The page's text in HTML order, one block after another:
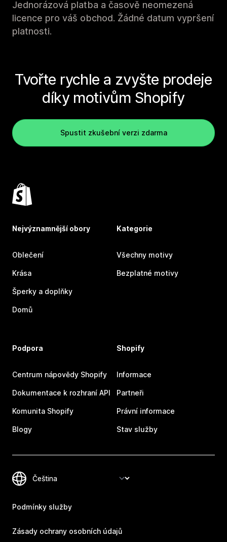
Jednorázová platba a časově neomezená
licence pro váš obchod. Žádné datum vypršení
platnosti.
Tvořte rychle a zvyšte prodeje
díky motivům Shopify
Spustit zkušební verzi zdarma
Nejvýznamnější obory
Oblečení
Krása
Šperky a doplňky
Domů
Kategorie
Všechny motivy
Bezplatné motivy
Podpora
Centrum nápovědy Shopify
Dokumentace k rozhraní API
Komunita Shopify
Blogy
Shopify
Informace
Partneři
Právní informace
Stav služby
Podmínky služby
Zásady ochrany osobních údajů